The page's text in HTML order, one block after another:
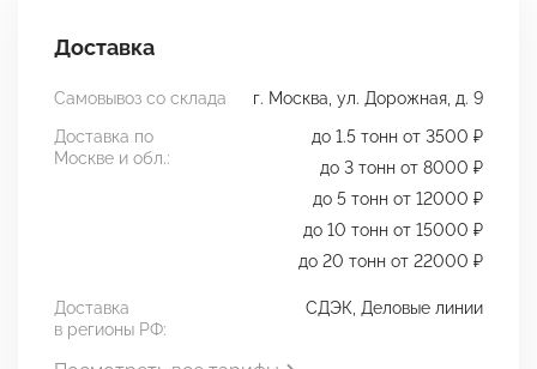
Доставка
Самовывоз со склада
г. Москва, ул. Дорожная, д. 9
Доставка по
Москве и обл.:
до 1.5 тонн от 3500 ₽
до 3 тонн от 8000 ₽
до 5 тонн от 12000 ₽
до 10 тонн от 15000 ₽
до 20 тонн от 22000 ₽
Доставка
в регионы РФ:
СДЭК, Деловые линии